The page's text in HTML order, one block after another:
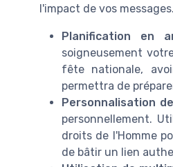
l'impact de vos messages.
Planification en
soigneusement
fête nationale,
permettra de
Personnalisation
personnellement.
droits de l'Homme
de bâtir un lien